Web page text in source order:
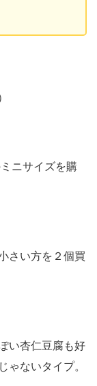
ニサイズを購
さい方を２個買
い杏仁豆腐も好
ゃないタイプ。